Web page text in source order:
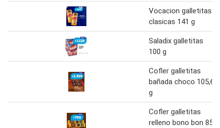
Vocacion galletitas
clasicas 141 g
Saladix galletitas
100 g
Cofler galletitas
bañada choco 105,6
g
Cofler galletitas
relleno bono bon 85